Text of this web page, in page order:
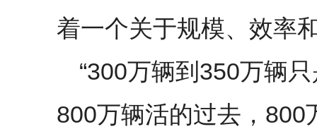
着一个关于规模、效率
“300万辆到350万辆
800万辆活的过去，800